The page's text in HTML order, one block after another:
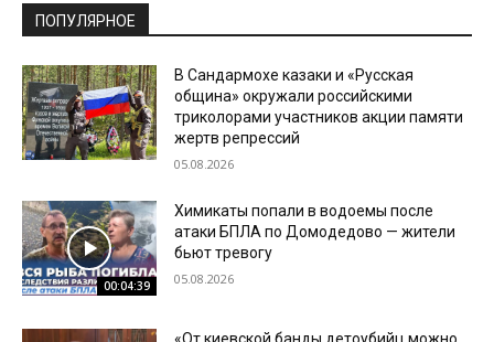
ПОПУЛЯРНОЕ
В Сандармохе казаки и «Русская
община» окружали российскими
триколорами участников акции памяти
жертв репрессий
05.08.2026
00:04:39
Химикаты попали в водоемы после
атаки БПЛА по Домодедово — жители
бьют тревогу
05.08.2026